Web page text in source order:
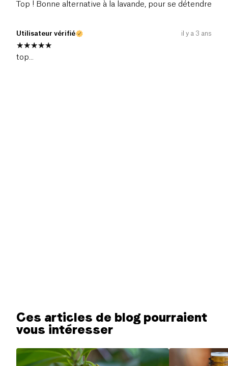
Top ! Bonne alternative à la lavande, pour se détendre
Utilisateur vérifié il y a 3 ans
top...
Ces articles de blog pourraient
vous intéresser